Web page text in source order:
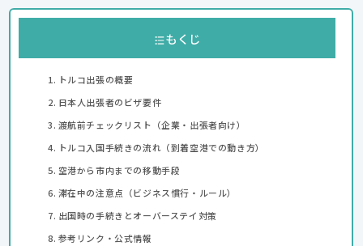
もくじ
トルコ出張の概要
日本人出張者のビザ要件
渡航前チェックリスト（企業・出張者向け）
トルコ入国手続きの流れ（到着空港での動き方）
空港から市内までの移動手段
滞在中の注意点（ビジネス慣行・ルール）
出国時の手続きとオーバーステイ対策
参考リンク・公式情報